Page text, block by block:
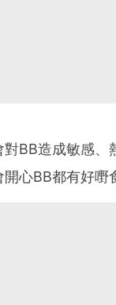
BB造成敏感、
心BB都有好嘢